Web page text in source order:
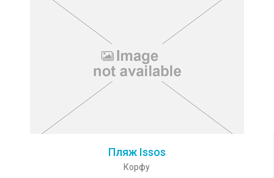
Пляж Issos
Корфу